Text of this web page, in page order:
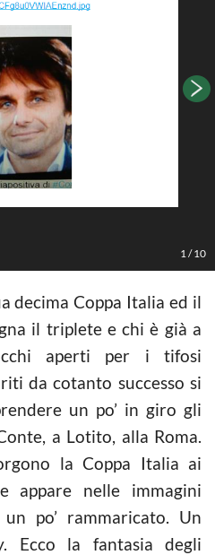
1 /10
decima Coppa Italia ed il
il triplete e chi è già a
aperti per i tifosi
da cotanto successo si
un po’ in giro gli
a Lotito, alla Roma.
la Coppa Italia ai
appare nelle immagini
po’ rammaricato. Un
Ecco la fantasia degli